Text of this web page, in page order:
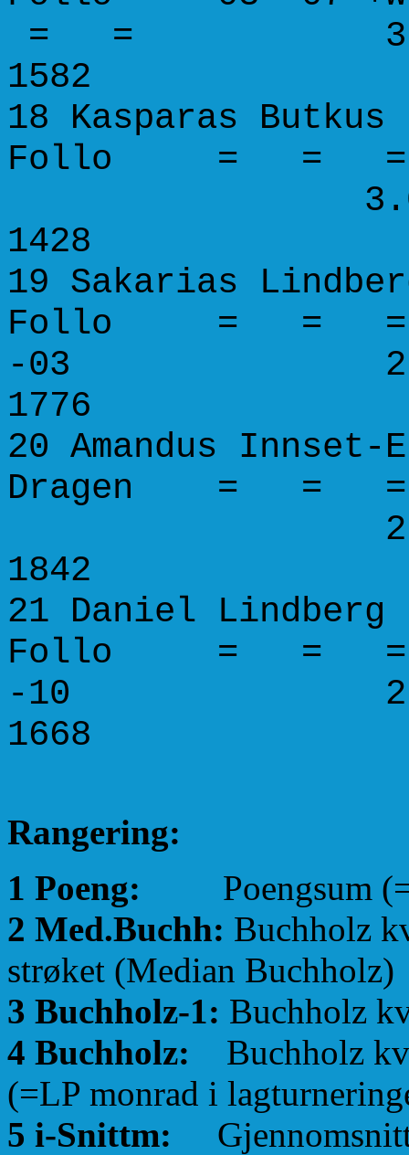
= = 3.0
1582
18 Kasparas
Follo =
3.0 30.0
1428
19 Sakarias
Follo =
-03 2.5
1776
20 Amandus
Dragen
2.5 25.0
1842
21 Daniel
Follo =
-10 2.0
1668
Rangering:
1 Poeng: Poengsum
2 Med.Buchh: Buchholz
strøket (Median Buchholz)
3 Buchholz-1: Buchholz
4 Buchholz: Buchholz
(=LP monrad i
5 i-Snittm: